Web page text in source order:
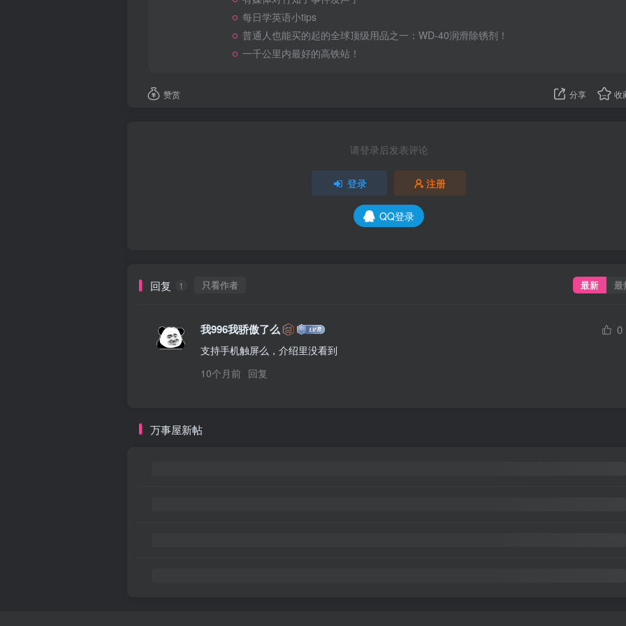
每日学英语小tips
普通人也能买的起的全球顶级用品之一：WD-40润滑除锈剂！
一千公里内最好的高铁站！
赞赏 分享 收
请登录后发表评论
登录 注册
QQ登录
回复 1 只看作者 最新 最
我996我骄傲了么 0
支持手机触屏么，介绍里没看到
10个月前 回复
万事屋新帖